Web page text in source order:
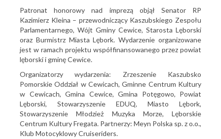
Patronat honorowy nad imprezą objął Senator RP
Kazimierz Kleina – przewodniczący Kaszubskiego Zespołu
Parlamentarnego, Wójt Gminy Cewice, Starosta Lęborski
oraz Burmistrz Miasta Lębork. Wydarzenie organizowane
jest w ramach projektu współfinansowanego przez powiat
lęborski i gminę Cewice.
Organizatorzy wydarzenia: Zrzeszenie Kaszubsko
Pomorskie Oddział w Cewicach, Gminne Centrum Kultury
w Cewicach, Gmina Cewice, Gmina Potęgowo, Powiat
Lęborski, Stowarzyszenie EDUQ, Miasto Lębork,
Stowarzyszenie Młodzież Muzyka Morze, Lęborskie
Centrum Kultury Fregata. Partnerzy: Meyn Polska sp. z o.o.,
Klub Motocyklowy Cruiseriders.